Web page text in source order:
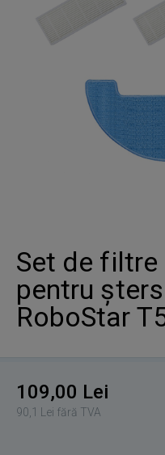
Set de filtre
pentru
RoboStar
109,00 Lei
90,1 Lei fără TVA